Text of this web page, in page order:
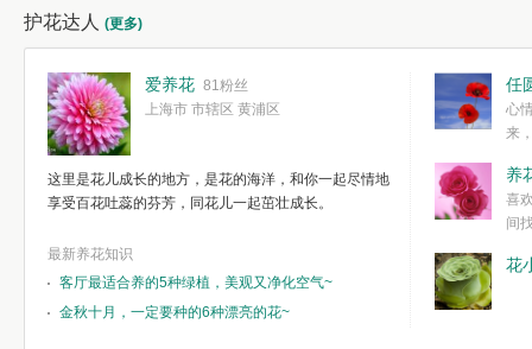
护花达人 (更多)
爱养花 81粉丝
上海市 市辖区 黄浦区
这里是花儿成长的地方，是花的海洋，和你一起尽情地
享受百花吐蕊的芬芳，同花儿一起茁壮成长。
最新养花知识
客厅最适合养的5种绿植，美观又净化空气~
金秋十月，一定要种的6种漂亮的花~
任
心
来
简单愉快的心
我们自己复杂
养
喜
间
花